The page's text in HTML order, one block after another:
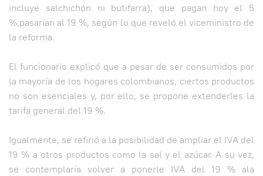
incluye salchichón ni butifarra), que pagan hoy el 5
%,pasarían al 19 %, según lo que reveló el viceministro de
la reforma.
El funcionario explicó que a pesar de ser consumidos por
la mayoría de los hogares colombianos, ciertos productos
no son esenciales y, por ello, se propone extenderles la
tarifa general del 19 %.
Igualmente, se refirió a la posibilidad de ampliar el IVA del
19 % a otros productos como la sal y el azúcar. A su vez,
se contemplaría volver a ponerle IVA del 19 % ala